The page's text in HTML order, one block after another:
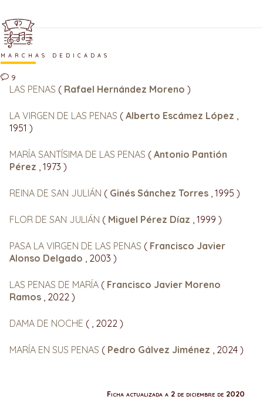
MARCHAS DEDICADAS
9
LAS PENAS ( Rafael Hernández Moreno )
LA VIRGEN DE LAS PENAS ( Alberto Escámez López
1951 )
MARÍA SANTÍSIMA DE LAS PENAS ( Antonio Pantión
Pérez , 1973 )
REINA DE SAN JULIÁN ( Ginés Sánchez Torres , 1995 )
FLOR DE SAN JULIÁN ( Miguel Pérez Díaz , 1999 )
PASA LA VIRGEN DE LAS PENAS ( Francisco Javier
Alonso Delgado
, 2003 )
LAS PENAS DE MARÍA ( Francisco Javier Moreno
Ramos , 2022 )
DAMA DE NOCHE ( , 2022 )
MARÍA EN SUS PENAS ( Pedro Gálvez Jiménez , 2024 )
Ficha actualizada a 2 de diciembre de 2020